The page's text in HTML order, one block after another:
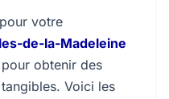
votre
de-la-Madeleine
obtenir des
Voici les